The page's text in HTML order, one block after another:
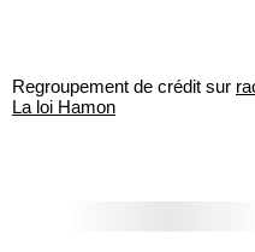
Regroupement de crédit sur
La loi Hamon